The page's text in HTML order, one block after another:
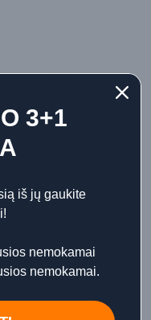
Duelle Rose EDP nišiniai
kvepalai 50 ml
3+1
iš jų gaukite
nemokamai
nemokamai.